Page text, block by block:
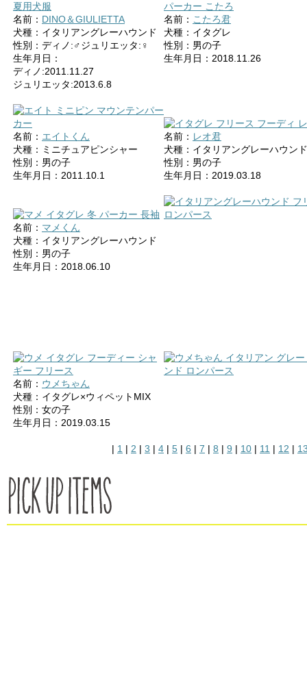
名前： DINO＆GIULIETTA
犬種：イタリアングレーハウンド
性別：ディノ:♂ジュリエッタ:♀
生年月日：
ディノ:2011.11.27
ジュリエッタ:2013.6.8
名前： こたろ君
犬種：イタグレ
性別：男の子
生年月日：2018.11.26
名前： エイトくん
犬種：ミニチュアピンシャー
性別：男の子
生年月日：2011.10.1
名前： レオ君
犬種：イタリアングレーハウンド
性別：男の子
生年月日：2019.03.18
名前： マメくん
犬種：イタリアングレーハウンド
性別：男の子
生年月日：2018.06.10
名前： ウメちゃん
犬種：イタグレ×ウィペットMIX
性別：女の子
生年月日：2019.03.15
| 1 | 2 | 3 | 4 | 5 | 6 | 7 | 8 | 9 | 10 | 11 | 12 |